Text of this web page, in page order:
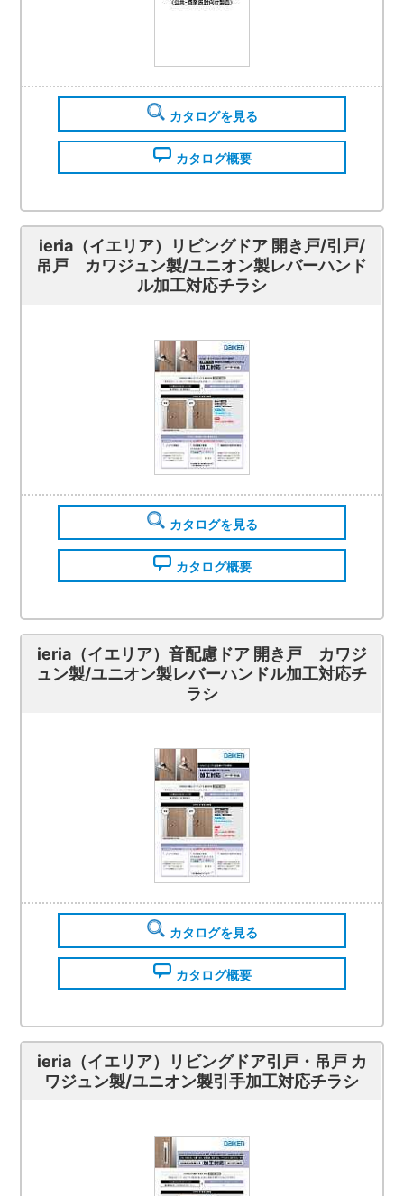
カタログを見る
カタログ概要
ieria（イエリア）リビングドア 開き戸/引戸/
吊戸 カワジュン製/ユニオン製レバーハンド
ル加工対応チラシ
カタログを見る
カタログ概要
ieria（イエリア）音配慮ドア 開き戸 カワジ
ュン製/ユニオン製レバーハンドル加工対応チ
ラシ
カタログを見る
カタログ概要
ieria（イエリア）リビングドア引戸・吊戸 カ
ワジュン製/ユニオン製引手加工対応チラシ